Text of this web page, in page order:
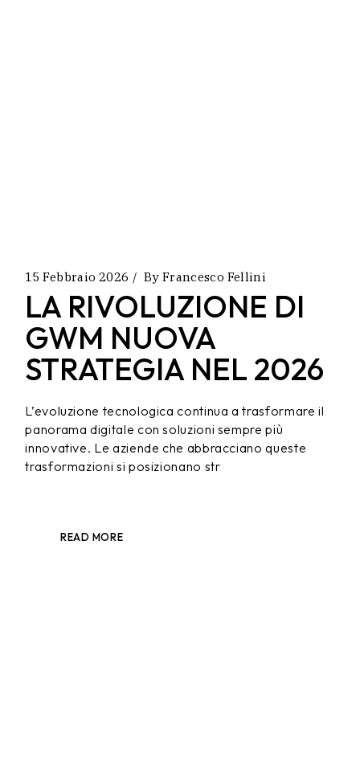
15 Febbraio 2026 By Francesco Fellini
LA RIVOLUZIONE DI
GWM NUOVA
STRATEGIA NEL 2026
L’evoluzione tecnologica continua a trasformare il
panorama digitale con soluzioni sempre più
innovative. Le aziende che abbracciano queste
trasformazioni si posizionano str
READ MORE